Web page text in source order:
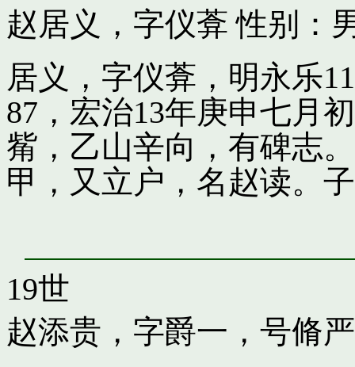
赵居义，字仪葊 性别：
居义，字仪葊，明永乐
87，宏治13年庚申七月
觜，乙山辛向，有碑志
甲，又立户，名赵读。
19世
赵添贵，字爵一，号脩严